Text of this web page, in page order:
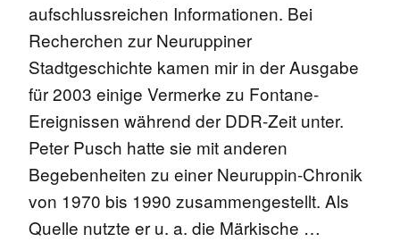
aufschlussreichen Informationen. Bei
Recherchen zur Neuruppiner
Stadtgeschichte kamen mir in der Ausgabe
für 2003 einige Vermerke zu Fontane-
Ereignissen während der DDR-Zeit unter.
Peter Pusch hatte sie mit anderen
Begebenheiten zu einer Neuruppin-Chronik
von 1970 bis 1990 zusammengestellt. Als
Quelle nutzte er u. a. die Märkische …